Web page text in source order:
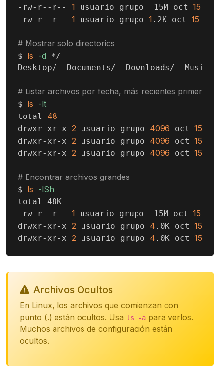
-rw-r--r-- 1 usuario grupo  15M oct 15
-rw-r--r-- 1 usuario grupo 1 .2K oct 15
# Mostrar solo directorios
$ ls -d */
Desktop/  Documents/  Downloads/
# Listar archivos por fecha, más recientes primero
$ ls -lt
total 48
drwxr-xr-x 2 usuario grupo 4096 oct 15
drwxr-xr-x 2 usuario grupo 4096 oct 15
drwxr-xr-x 2 usuario grupo 4096 oct 15
# Encontrar archivos grandes
$ ls -lSh
total 48K
-rw-r--r-- 1 usuario grupo  15M oct 15
drwxr-xr-x 2 usuario grupo 4 .0K oct 15
drwxr-xr-x 2 usuario grupo 4 .0K oct 15
Archivos Ocultos
En Linux, los archivos que comienzan con
punto (.) están ocultos. Usa ls -a para verlos.
Muchos archivos de configuración están
ocultos.